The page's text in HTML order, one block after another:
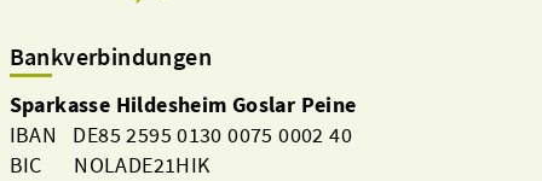
Bankverbindungen
Sparkasse Hildesheim Goslar Peine
IBAN DE85 2595 0130 0075 0002 40
BIC NOLADE21HIK